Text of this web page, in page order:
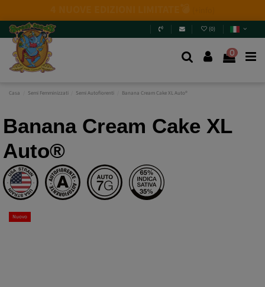
perderti le novità!Entra e scoprile.
(0)
0
Banana Cream Cake XL
Auto®